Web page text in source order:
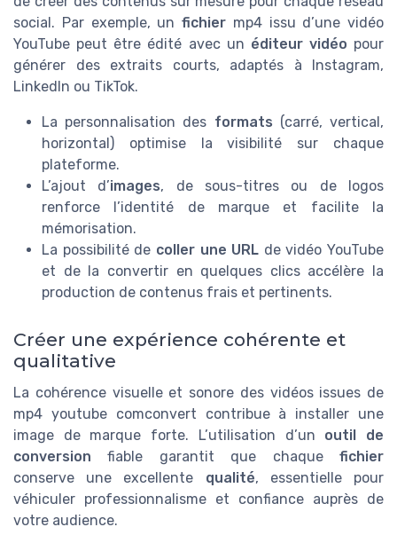
social. Par exemple, un fichier mp4 issu d’une vidéo
YouTube peut être édité avec un éditeur vidéo pour
générer des extraits courts, adaptés à Instagram,
LinkedIn ou TikTok.
La personnalisation des formats (carré, vertical,
horizontal) optimise la visibilité sur chaque
plateforme.
L’ajout d’images, de sous-titres ou de logos
renforce l’identité de marque et facilite la
mémorisation.
La possibilité de coller une URL de vidéo YouTube
et de la convertir en quelques clics accélère la
production de contenus frais et pertinents.
Créer une expérience cohérente et
qualitative
La cohérence visuelle et sonore des vidéos issues de
mp4 youtube comconvert contribue à installer une
image de marque forte. L’utilisation d’un outil de
conversion fiable garantit que chaque fichier
conserve une excellente qualité, essentielle pour
véhiculer professionnalisme et confiance auprès de
votre audience.